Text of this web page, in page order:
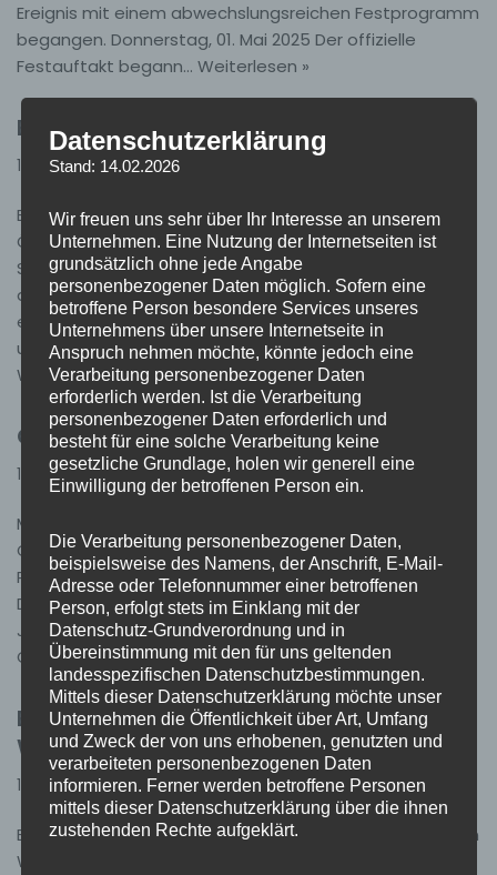
Ereignis mit einem abwechslungsreichen Festprogramm
begangen. Donnerstag, 01. Mai 2025 Der offizielle
Festauftakt begann… Weiterlesen »
Einsatz 17/2025 – H1 Atemnot unklar
15. Mai 2025 Einsätze
Einsatz 17/2025 10.05.2025, 12:01 Uhr H-1 Atemnot unklar
Ötigheim KdoW, MTW, HLF 20/16 Vergangenen
Samstagmittag wurden wir zu einer Person alarmiert
die über Atemnot klagte. Als wir an der Einsatzstelle
eintrafen, erwartete uns bereits der Rettungsdienst
und benötigte unsere Hilfe die Person aus ihrer
Wohnung…Weiterlesen »
Grisus für unsere Jugend
15. Mai 2025 Allgemein
Mitte März hat ein Mitglied unserer Wehr an einem
Gewinnspiel teilgenommen, bei dem er 16 Grisu-
Plüschdrachen für unsere Jugendfeuerwehr gewann.
Diese wurden heute im Rahmen unseres
Jubiläumsfestes übergeben. Vielen herzlichen Dank,
Grisu Pohoralek
Einsatz 16/2025 – H1 Hilflose Person in
Wohnung
15. Mai 2025 Einsätze
Einsatz 16/2025 01.05.2025, 20:26 Uhr H-1 Hilflose Person in
Wohnung Ötigheim KdoW, MTW Gestern Abend wurden
Datenschutzerklärung
Stand: 14.02.2026
Wir freuen uns sehr über Ihr Interesse an unserem
Unternehmen. Eine Nutzung der Internetseiten ist
grundsätzlich ohne jede Angabe
personenbezogener Daten möglich. Sofern eine
betroffene Person besondere Services unseres
Unternehmens über unsere Internetseite in
Anspruch nehmen möchte, könnte jedoch eine
Verarbeitung personenbezogener Daten
erforderlich werden. Ist die Verarbeitung
personenbezogener Daten erforderlich und
besteht für eine solche Verarbeitung keine
gesetzliche Grundlage, holen wir generell eine
Einwilligung der betroffenen Person ein.
Die Verarbeitung personenbezogener Daten,
beispielsweise des Namens, der Anschrift, E-Mail-
Adresse oder Telefonnummer einer betroffenen
Person, erfolgt stets im Einklang mit der
Datenschutz-Grundverordnung und in
Übereinstimmung mit den für uns geltenden
landesspezifischen Datenschutzbestimmungen.
Mittels dieser Datenschutzerklärung möchte unser
Unternehmen die Öffentlichkeit über Art, Umfang
und Zweck der von uns erhobenen, genutzten und
verarbeiteten personenbezogenen Daten
informieren. Ferner werden betroffene Personen
mittels dieser Datenschutzerklärung über die ihnen
zustehenden Rechte aufgeklärt.